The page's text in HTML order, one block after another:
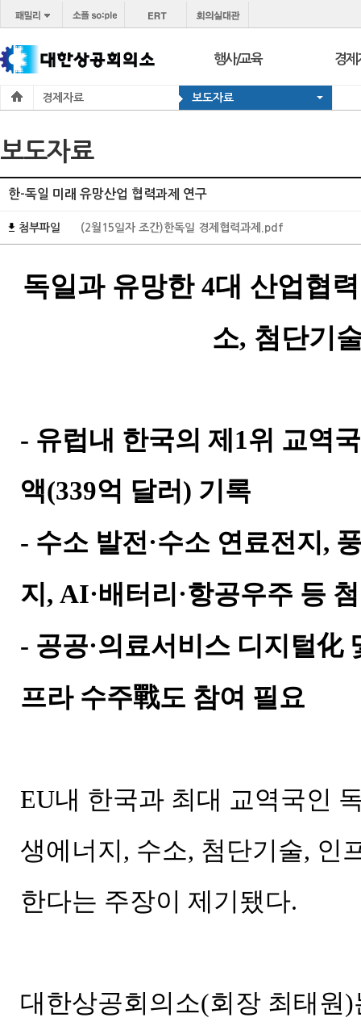
행사/교육
행사
코참경영상담
경제
온라
경제자료 보도자료
보도자료
한-독일 미래 유망산업 협력과제 연구
첨부파일 (2월15일자 조간)한독일 경제협력과제.pdf
독일과 유망한 4대 산업협
소, 첨단기
- 유럽내 한국의 제1위 교역
액(339억 달러) 기록
- 수소 발전·수소 연료전지,
지, AI·배터리·항공우주 등
- 공공·의료서비스 디지털化
프라 수주戰도 참여 필요
EU내 한국과 최대 교역국인
생에너지, 수소, 첨단기술, 인
한다는 주장이 제기됐다.
대한상공회의소(회장 최태원)